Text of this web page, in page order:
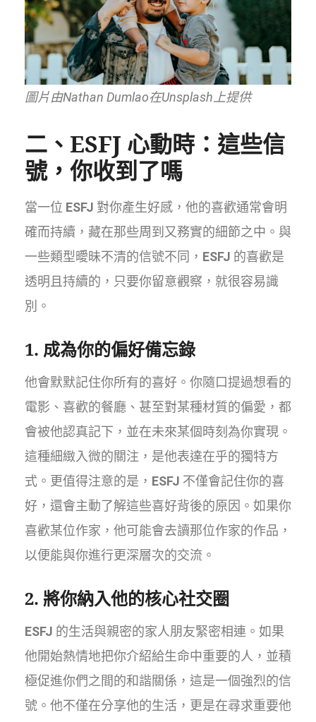
圖片由Nathan Dumlao在Unsplash上提供
二、 ESFJ 心動時：這些信
號，你收到了嗎
當一位 ESFJ 對你產生好感，他的喜歡通常會明
確而持續，藏在那些周到又務實的細節之中。與
一些類型曖昧不清的信號不同， ESFJ 的喜歡是
透明且持續的，只要你留意觀察，就很容易識
別。
1. 成為你的偏好備忘錄
他會默默記住你所有的喜好。你隨口提過想看的
電影、喜歡的餐廳、甚至對某種材質的偏愛，都
會被他認真記下，並在未來某個時刻為你實現。
這種細緻入微的關注，是他表達在乎的獨特方
式。更值得注意的是， ESFJ 不僅會記住你的喜
好，還會主動了解這些喜好背後的原因。如果你
喜歡某位作家，他可能會去讀那位作家的作品，
以便能與你進行更深層次的交流。
2. 將你納入他的核心社交圈
ESFJ 的生活與親密的家人朋友緊密相連。如果
他開始熱情地把你介紹給生命中重要的人，並積
極促進你們之間的和諧關係，這是一個強烈的信
號。他不僅在分享他的生活，更是在尋求重要他